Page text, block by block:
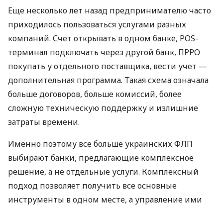
Еще несколько лет назад предпринимателю часто
приходилось пользоваться услугами разных
компаний. Счет открывать в одном банке, POS-
терминал подключать через другой банк, ПРРО
покупать у отдельного поставщика, вести учет —
дополнительная программа. Такая схема означала
больше договоров, больше комиссий, более
сложную техническую поддержку и излишние
затраты времени.
Именно поэтому все больше украинских ФЛП
выбирают банки, предлагающие комплексное
решение, а не отдельные услуги. Комплексный
подход позволяет получить все основные
инструменты в одном месте, а управление ими